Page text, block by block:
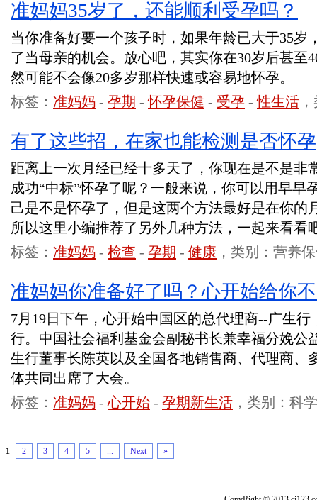
准妈妈35岁了，还能顺利受孕吗？
当你准备好要一个孩子时，如果年龄已大于35岁
了当母亲的机会。放心吧，其实你在30岁后甚至
然可能不会像20多岁那样快速或容易地怀孕。
标签： 准妈妈 - 孕期 -怀孕保健 - 受孕 -性生活
有了这些招，在家也能检测是否怀孕
距离上一次月经已经十多天了，你现在是不是非
成功“中标”怀孕了呢？一般来说，你可以用早早
己是不是怀孕了，但是这两个方法最好是在你的
所以这里小编推荐了另外几种方法，一起来看看
标签： 准妈妈 - 检查 - 孕期 - 健康 ，类别：营养
准妈妈你准备好了吗？心开始给你
7月19日下午，心开始中国区的总代理商--广生
行。中国社会福利基金会副秘书长兼幸福分娩公
生行董事长陈英以及全国各地销售商、代理商、
体共同出席了大会。
标签： 准妈妈 -心开始 - 孕期新生活 ，类别：科
1 2 3 4 5 ... Next »